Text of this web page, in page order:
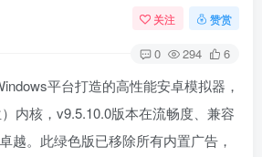
关注 赞赏
0 294 6
平台打造的高性能安卓模拟器，
内核，v9.5.10.0版本在流畅度、兼容
越。此绿色版已移除所有内置广告，